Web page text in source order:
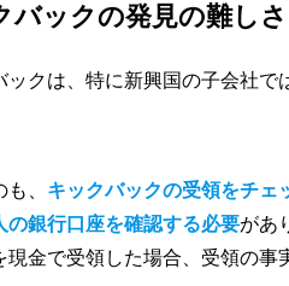
バックの発見の難しさ
ックは、特に新興国の子会社
、 キックバックの受領をチェ
の銀行口座を確認する必要があ
現金で受領した場合、受領の事